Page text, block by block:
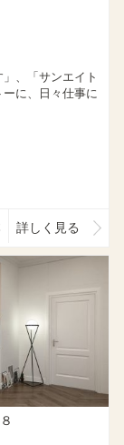
、「サンエイト
に、日々仕事に
詳しく見る